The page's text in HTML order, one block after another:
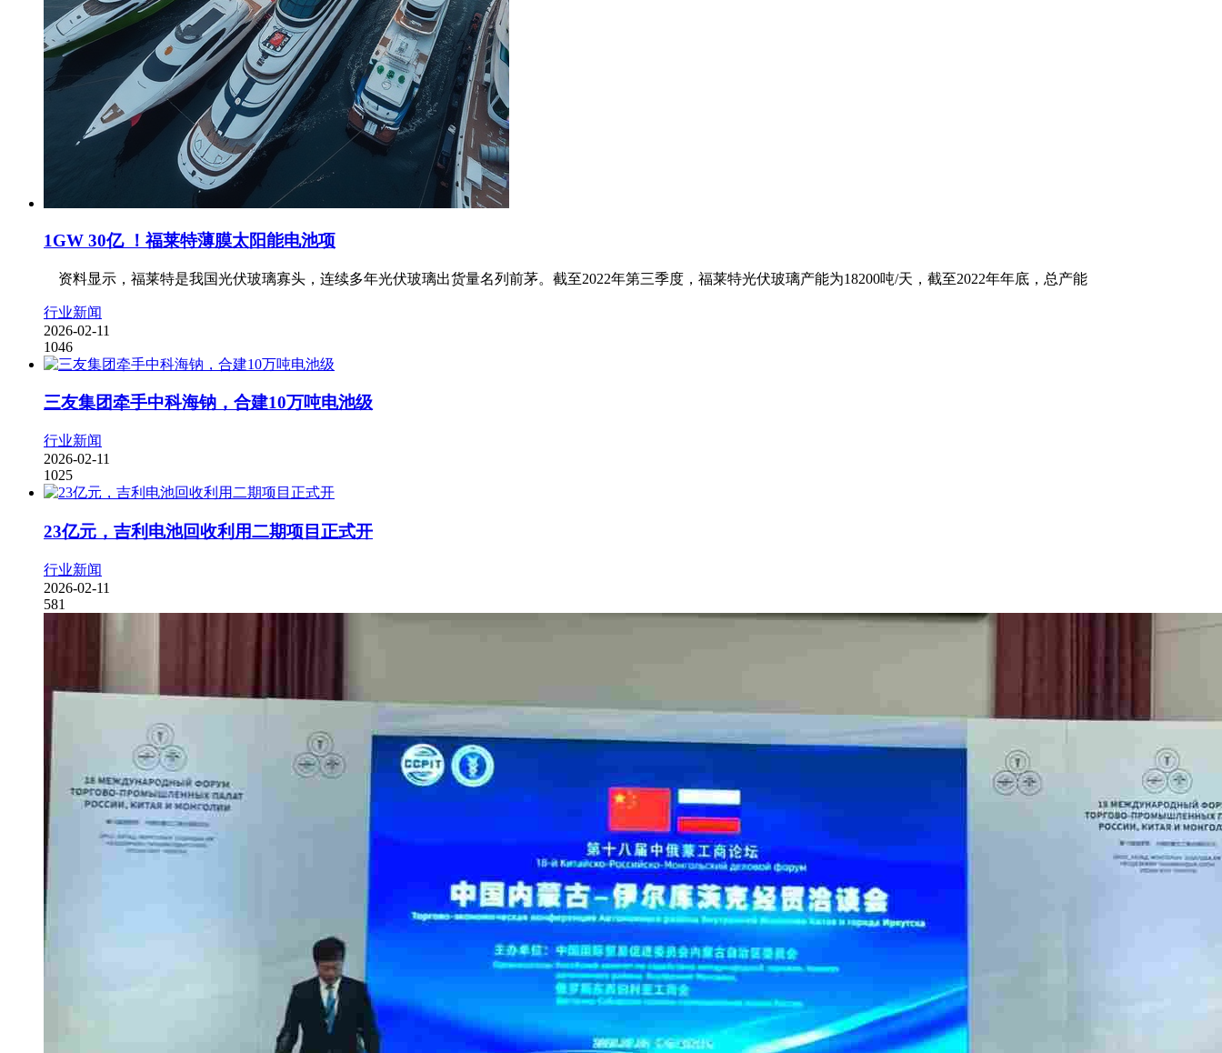
1GW 30亿 ！福莱特薄膜太阳能电池项
资料显示，福莱特是我国光伏玻璃寡头，连续多年光伏玻璃出货量名列前茅。截至2022年第三季度，福莱特光伏玻璃产能为18200吨/天，截至2022年年底，总产能
行业新闻
2026-02-11
1046
三友集团牵手中科海钠，合建10万吨电池级
行业新闻
2026-02-11
1025
23亿元，吉利电池回收利用二期项目正式开
行业新闻
2026-02-11
581